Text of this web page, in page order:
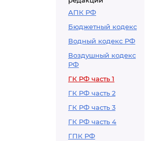
АПК РФ
Бюджетный кодекс
Водный кодекс РФ
Воздушный кодекс
РФ
ГК РФ часть 1
ГК РФ часть 2
ГК РФ часть 3
ГК РФ часть 4
ГПК РФ